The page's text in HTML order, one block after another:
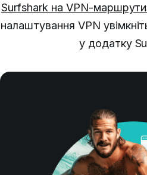
Surfshark на VPN-
налаштування VPN
у додатку